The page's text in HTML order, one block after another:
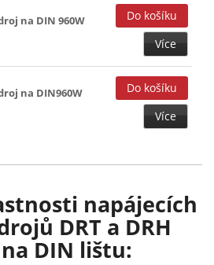
na DIN 960W
Více
na DIN960W
Více
napájecích
DRT a DRH
DIN lištu: